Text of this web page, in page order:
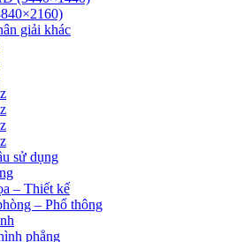
giải khác
sử dụng
– Thiết kế
– Phổ thông
phẳng